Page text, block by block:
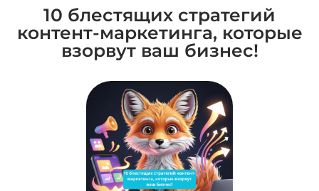
10 блестящих стратегий
контент-маркетинга, которые
взорвут ваш бизнес!